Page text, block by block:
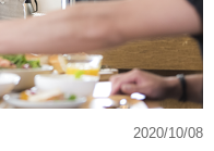
2020/10/08